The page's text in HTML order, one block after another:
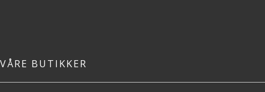
VÅRE BUTIKKER